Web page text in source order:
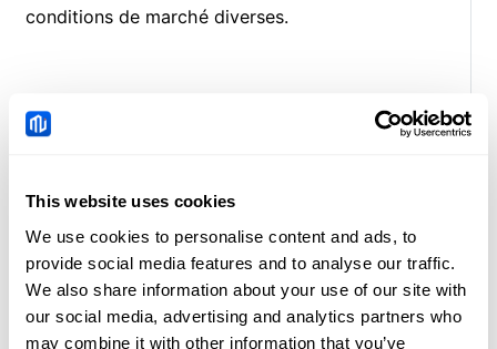
This website uses cookies
We use cookies to personalise content and ads, to
provide social media features and to analyse our traffic.
We also share information about your use of our site with
our social media, advertising and analytics partners who
may combine it with other information that you’ve
conditions de marché diverses.
Accessibilité
Notre plateforme est conçue pour
accompagner les utilisateurs ayant différents
niveaux d'expérience en trading. Nous